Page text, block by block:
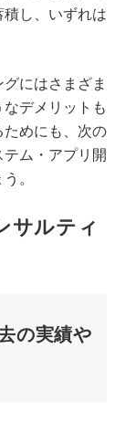
し、いずれは
にはさまざま
デメリットも
ためにも、次の
ム・アプリ開
。
サルティ
の実績や